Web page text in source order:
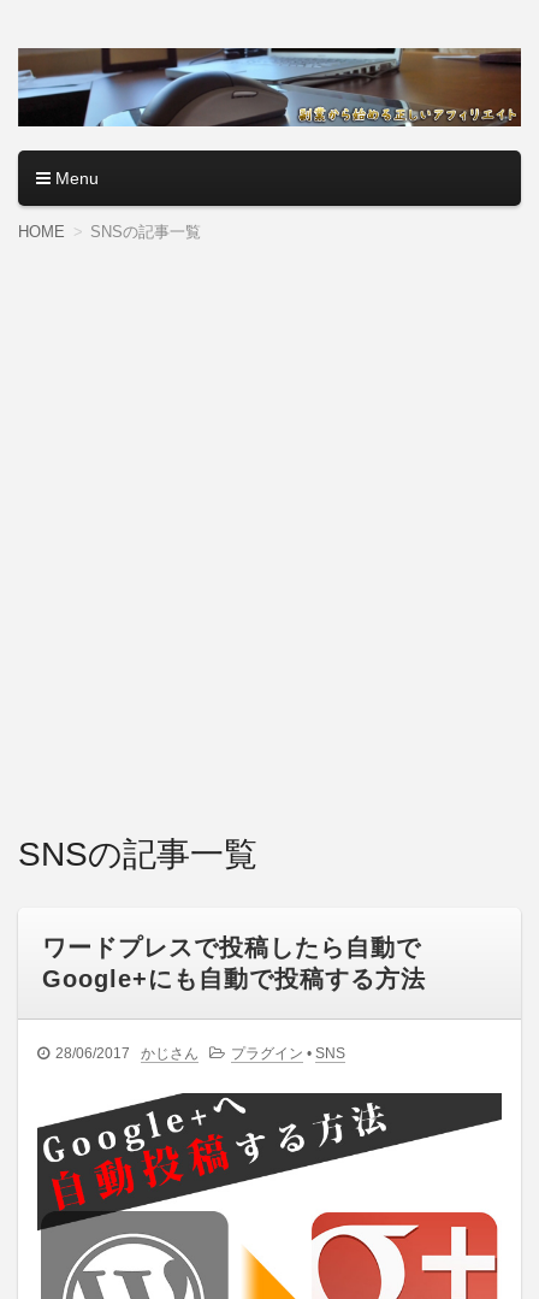
アフィリエイトロード【副
業から始める正しいアフィ
リエイト】
やり方を無料公開中。基礎講座からノウハウまでを当サイト
で記事として紹介しているので、パソコン初心者でも分かり
やすく解説しているので大丈夫＾＾
Menu
コンテンツへ移動
HOME SNSの記事一覧
SNSの記事一覧
ワードプレスで投稿したら自動で
Google+にも自動で投稿する方法
28/06/2017 かじさん プラグイン • SNS